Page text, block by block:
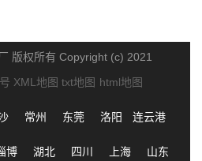
版权所有 Copyright (c) 2021
XML地图 txt地图 html地图
常州 东莞 洛阳 连云港
博 湖北 四川 上海 山东